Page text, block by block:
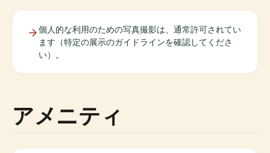
個人的な利用のための写真撮影は、通常許可されてい
ます（特定の展示のガイドラインを確認してくださ
い）。
アメニティ